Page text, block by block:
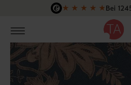
Zum Hauptinhalt springen
★ ★ ★ ★ ★Bei